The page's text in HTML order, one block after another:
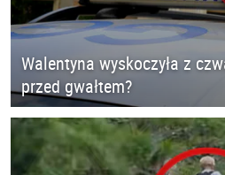
Walentyna wyskoczyła z
przed gwałtem?